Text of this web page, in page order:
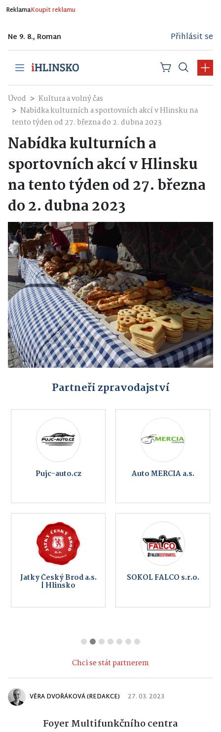
ReklamaKoupit reklamu
Ne 9. 8., Roman Přihlásit se
Úvod
Kultura a volný čas
Nabídka kulturních a sportovních akcí v Hlinsku na
tento týden od 27. března do 2. dubna 2023
Nabídka kulturních a
sportovních akcí v Hlinsku
na tento týden od 27. března
do 2. dubna 2023
Partneři zpravodajství
Pujc-auto.cz Auto MERCIA a.s.
Jatky Český Brod a.s.
| Hlinsko
SOKOL FALCO s.r.o.
Chci se stát partnerem
VĚRA DVOŘÁKOVÁ (REDAKCE) 27. 03. 2023
Foyer Multifunkčního centra